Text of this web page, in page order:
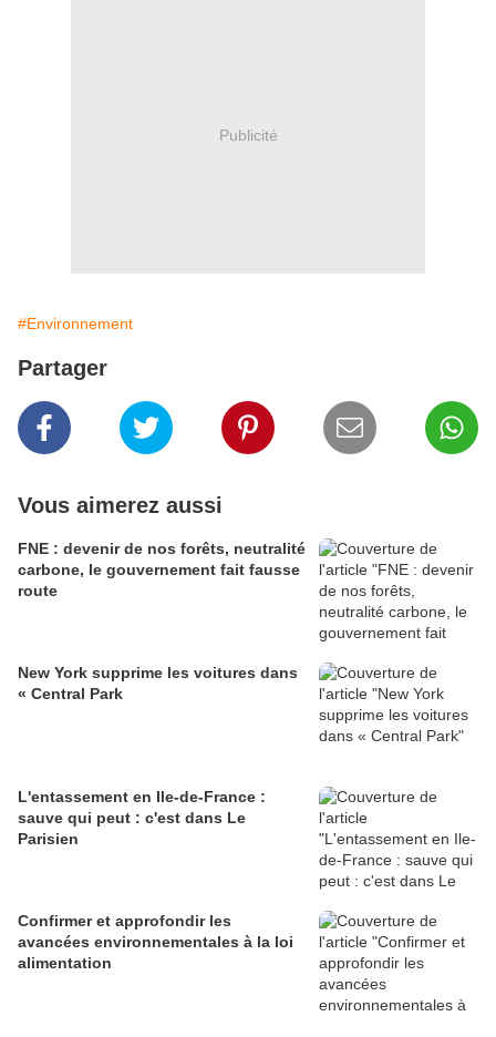
Publicité
#Environnement
Partager
Vous aimerez aussi
FNE : devenir de nos forêts, neutralité
carbone, le gouvernement fait fausse
route
New York supprime les voitures dans
« Central Park
L'entassement en Ile-de-France :
sauve qui peut : c'est dans Le
Parisien
Confirmer et approfondir les
avancées environnementales à la loi
alimentation